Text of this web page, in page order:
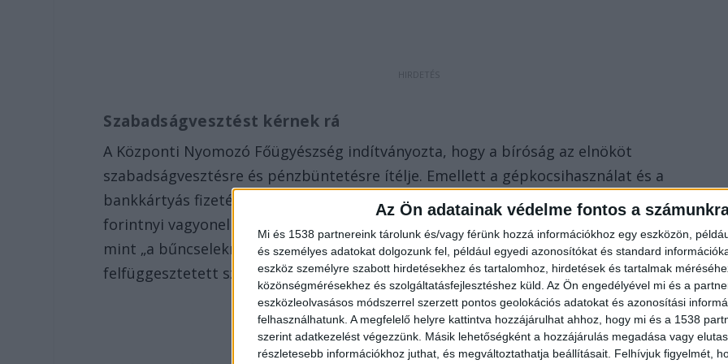
Az Ön adatainak védelme fontos a
Mi és 1538 partnereink tárolunk és/vagy férünk hozzá információkhoz egy eszközön,
és személyes adatokat dolgozunk fel, például egyedi azonosítókat és standard
eszköz személyre szabott hirdetésekhez és tartalomhoz, hirdetések és tartalmak
közönségmérésekhez és szolgáltatásfejlesztéshez küld. Az Ön engedélyével mi és a
eszközleolvasásos módszerrel szerzett pontos geolokációs adatokat és azonosítási
felhasználhatunk. A megfelelő helyre kattintva hozzájárulhat ahhoz, hogy mi és a 1538
szerint adatkezelést végezzünk. Másik lehetőségként a hozzájárulás megadása vagy
részletesebb információkhoz juthat, és megváltoztathatja beállításait. Felhívjuk figyelmét,
Szabadságvesztést kérnek rá
A Központi Nyomozó Főügyészség indítványozta, hogy a bíróság az elnököt
szabadságvesztésre és pénzbüntetésre ítélje. Emellett a gépkocsihasználat és a
bankkártyás fizetések miatt – „mellyel a vádlott saját maga gazdagodott” – 23 millió
forintnyi vagyonelkobzásra is indítványt tettek. Biró feleségét a gépkocsihasználat miatt,
mint „a bűncselekményt bűnsegédként elkövető vádlottat” az ügyészség próbaidőre
felfüggesztetett szabadságvesztéssel és pénzbüntetéssel büntetné.